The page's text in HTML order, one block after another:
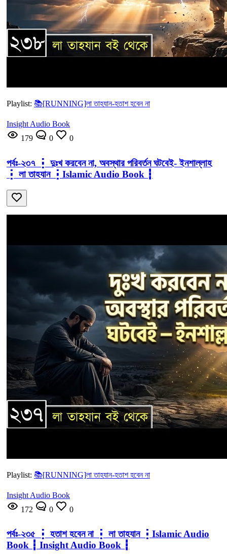
Playlist: 📚[RUNNING]লা তাহযান-হতাশ হবেন না
Insight Audio Book
179
0 0
পর্বঃ-২৩৭ ┇ দুঃখ করবেন না, অবস্থার পরিবর্তন ঘটবেই- ইনশাল্লাহ
┇ লা তাহযান ┇Islamic Audio Book ┇
Playlist: 📚[RUNNING]লা তাহযান-হতাশ হবেন না
Insight Audio Book
172
0 0
পর্বঃ-২৩৫ ┇ হতাশ হবেন না ┇ লা তাহযান ┇Islamic Audio
Book ┇ Insight Audio Book ┇